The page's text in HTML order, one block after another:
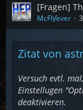
[Fragen]
McFlƴeѵer
Zitat von
Versuch evtl.
Einstellugen
deaktivieren.